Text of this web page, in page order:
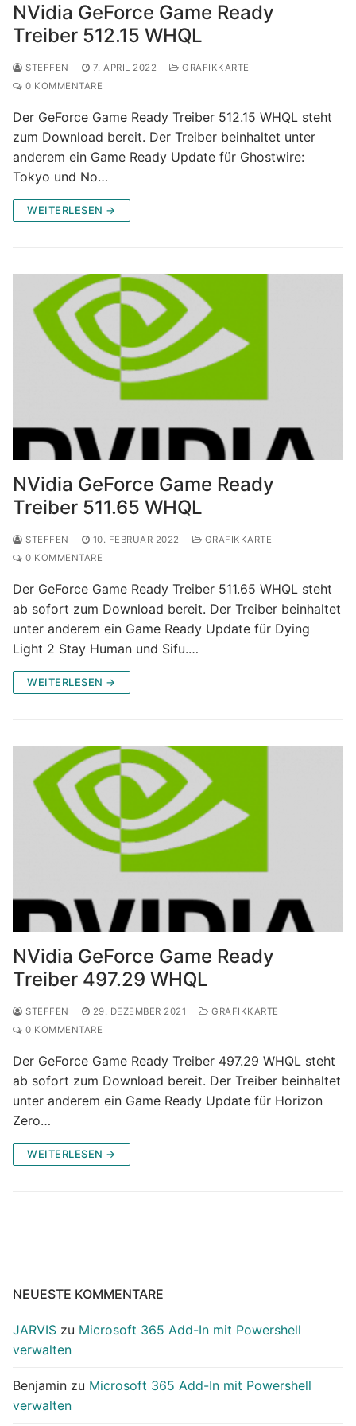
NVidia GeForce Game Ready
Treiber 512.15 WHQL
STEFFEN 7. APRIL 2022
GRAFIKKARTE
0 KOMMENTARE
Der GeForce Game Ready Treiber 512.15 WHQL steht
zum Download bereit. Der Treiber beinhaltet unter
anderem ein Game Ready Update für Ghostwire:
Tokyo und No…
WEITERLESEN →
NVidia GeForce Game Ready
Treiber 511.65 WHQL
STEFFEN 10. FEBRUAR 2022
GRAFIKKARTE
0 KOMMENTARE
Der GeForce Game Ready Treiber 511.65 WHQL steht
ab sofort zum Download bereit. Der Treiber beinhaltet
unter anderem ein Game Ready Update für Dying
Light 2 Stay Human und Sifu.…
WEITERLESEN →
NVidia GeForce Game Ready
Treiber 497.29 WHQL
STEFFEN 29. DEZEMBER 2021
GRAFIKKARTE
0 KOMMENTARE
Der GeForce Game Ready Treiber 497.29 WHQL steht
ab sofort zum Download bereit. Der Treiber beinhaltet
unter anderem ein Game Ready Update für Horizon
Zero…
WEITERLESEN →
NEUESTE KOMMENTARE
JARVIS zu Microsoft 365 Add-In mit Powershell
verwalten
Benjamin zu Microsoft 365 Add-In mit Powershell
verwalten